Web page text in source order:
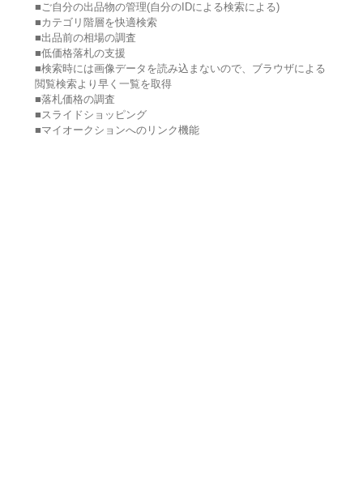
■ご自分の出品物の管理(自分のIDによる検索による)
■カテゴリ階層を快適検索
■出品前の相場の調査
■低価格落札の支援
■検索時には画像データを読み込まないので、ブラウザによる
閲覧検索より早く一覧を取得
■落札価格の調査
■スライドショッピング
■マイオークションへのリンク機能